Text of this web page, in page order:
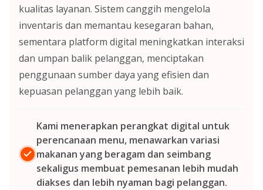
kualitas layanan. Sistem canggih mengelola
inventaris dan memantau kesegaran bahan,
sementara platform digital meningkatkan interaksi
dan umpan balik pelanggan, menciptakan
penggunaan sumber daya yang efisien dan
kepuasan pelanggan yang lebih baik.
Kami menerapkan perangkat digital untuk
perencanaan menu, menawarkan variasi
makanan yang beragam dan seimbang
sekaligus membuat pemesanan lebih mudah
diakses dan lebih nyaman bagi pelanggan.